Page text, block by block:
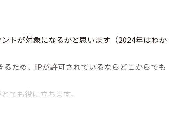
トが対象になるかと思います（2024年はわか
ため、IPが許可されているならどこからでも
ても役に立ちます。